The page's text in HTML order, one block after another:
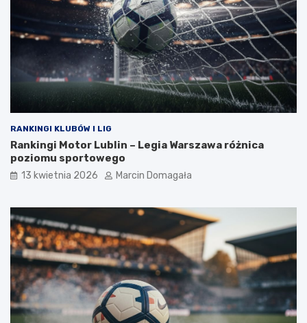
RANKINGI KLUBÓW I LIG
Rankingi Motor Lublin – Legia Warszawa różnica
poziomu sportowego
13 kwietnia 2026 Marcin Domagała